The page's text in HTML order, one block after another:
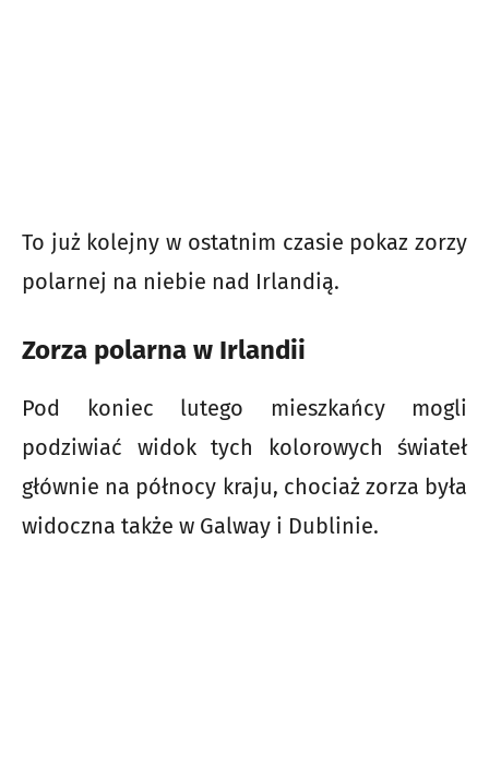
To już kolejny w ostatnim czasie pokaz zorzy
polarnej na niebie nad Irlandią.
Zorza polarna w Irlandii
Pod koniec lutego mieszkańcy mogli
podziwiać widok tych kolorowych świateł
głównie na północy kraju, chociaż zorza była
widoczna także w Galway i Dublinie.